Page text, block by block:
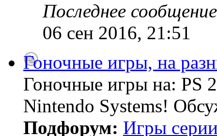
Последнее сообщение
06 сен 2016, 21:51
Гоночные игры, на
Гоночные игры на: PS
Nintendo Systems!
Подфорум: Игры